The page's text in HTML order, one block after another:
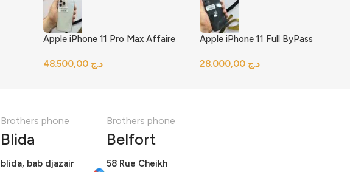
Apple iPhone 11 Pro Max Affaire
د.ج
Apple iPhone 11 Full ByPass
د.ج
Brothers phone
Blida
blida, bab djazair
Brothers phone
Belfort
58 Rue Cheikh